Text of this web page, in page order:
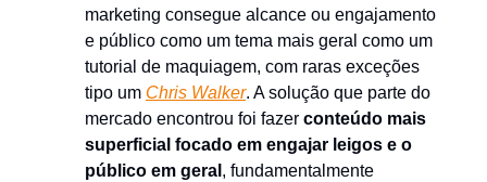
marketing consegue alcance ou engajamento
e público como um tema mais geral como um
tutorial de maquiagem, com raras exceções
tipo um Chris Walker. A solução que parte do
mercado encontrou foi fazer conteúdo mais
superficial focado em engajar leigos e o
público em geral , fundamentalmente